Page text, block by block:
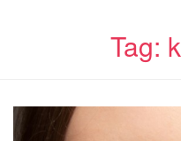
Tag: